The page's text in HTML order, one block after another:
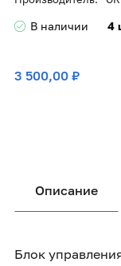
В наличии 4
3 500,00 ₽
Описание
Блок